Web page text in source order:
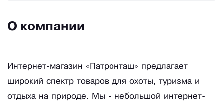
О компании
Интернет-магазин «Патронташ» предлагает
широкий спектр товаров для охоты, туризма и
отдыха на природе. Мы - небольшой интернет-